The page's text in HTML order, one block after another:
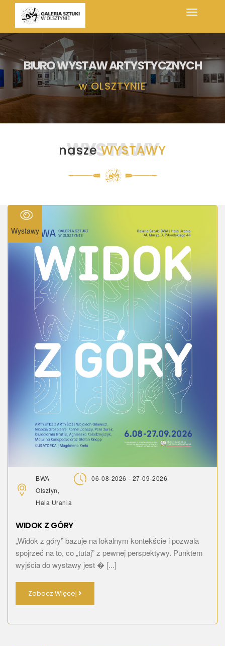
BIURO WYSTAW ARTYSTYCZNYCH
w OLSZTYNIE
WYSTAWY
naszeWYSTAWY
Wystawy
BWA
Olsztyn,
Hala Urania
06-08-2026 - 27-09-2026
WIDOK Z GÓRY
„Widok z góry” bazuje na lokalnym kontekście i pozwala
spojrzeć na to, co „tutaj” z pewnej perspektywy. Punktem
wyjścia do wystawy jest � [...]
Zobacz Więcej